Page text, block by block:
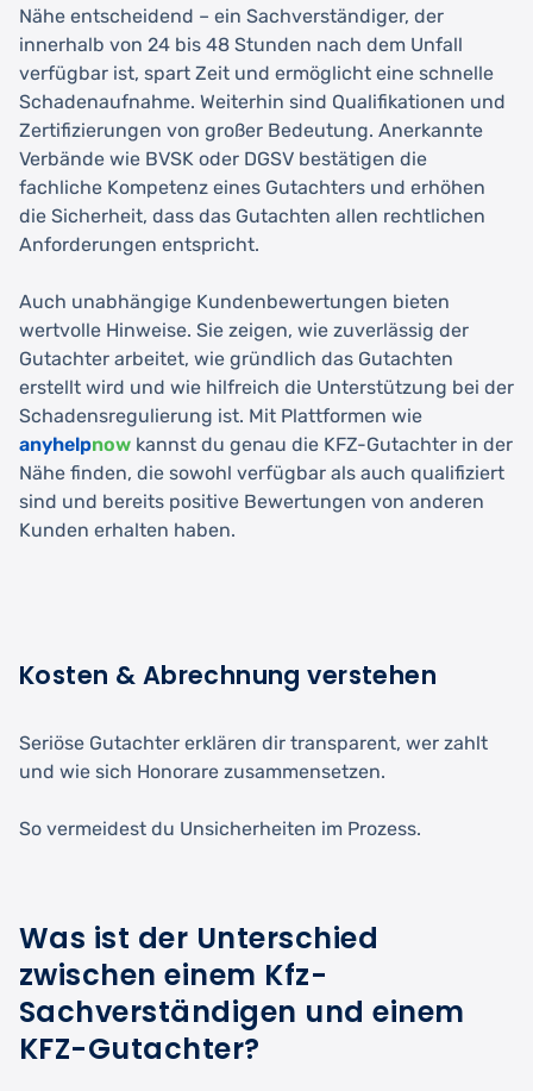
Nähe entscheidend – ein Sachverständiger, der
innerhalb von 24 bis 48 Stunden nach dem Unfall
verfügbar ist, spart Zeit und ermöglicht eine schnelle
Schadenaufnahme. Weiterhin sind Qualifikationen und
Zertifizierungen von großer Bedeutung. Anerkannte
Verbände wie BVSK oder DGSV bestätigen die
fachliche Kompetenz eines Gutachters und erhöhen
die Sicherheit, dass das Gutachten allen rechtlichen
Anforderungen entspricht.
Auch unabhängige Kundenbewertungen bieten
wertvolle Hinweise. Sie zeigen, wie zuverlässig der
Gutachter arbeitet, wie gründlich das Gutachten
erstellt wird und wie hilfreich die Unterstützung bei der
Schadensregulierung ist. Mit Plattformen wie
anyhelpnow kannst du genau die KFZ-Gutachter in der
Nähe finden, die sowohl verfügbar als auch qualifiziert
sind und bereits positive Bewertungen von anderen
Kunden erhalten haben.
Kosten & Abrechnung verstehen
Seriöse Gutachter erklären dir transparent, wer zahlt
und wie sich Honorare zusammensetzen.
So vermeidest du Unsicherheiten im Prozess.
Was ist der Unterschied
zwischen einem Kfz-
Sachverständigen und einem
KFZ-Gutachter?